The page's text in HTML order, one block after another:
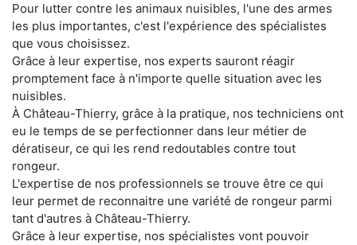
Pour lutter contre les animaux nuisibles, l'une des armes
les plus importantes, c'est l'expérience des spécialistes
que vous choisissez.
Grâce à leur expertise, nos experts sauront réagir
promptement face à n'importe quelle situation avec les
nuisibles.
À Château-Thierry, grâce à la pratique, nos techniciens ont
eu le temps de se perfectionner dans leur métier de
dératiseur, ce qui les rend redoutables contre tout
rongeur.
L'expertise de nos professionnels se trouve être ce qui
leur permet de reconnaitre une variété de rongeur parmi
tant d'autres à Château-Thierry.
Grâce à leur expertise, nos spécialistes vont pouvoir